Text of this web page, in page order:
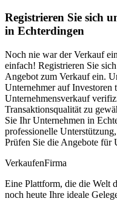
Registrieren Sie sich
in Echterdingen
Noch nie war der Verkauf
einfach! Registrieren Sie
Angebot zum Verkauf ein.
Unternehmer auf Investoren
Unternehmensverkauf
Transaktionsqualität zu
Sie Ihr Unternehmen in
professionelle
Prüfen Sie die Angebote für
VerkaufenFirma
Eine Plattform, die die Welt
noch heute Ihre ideale